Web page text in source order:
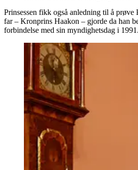
Prinsessen fikk også anledning til å prøve
far – Kronprins Haakon – gjorde da han
forbindelse med sin myndighetsdag i 1991.